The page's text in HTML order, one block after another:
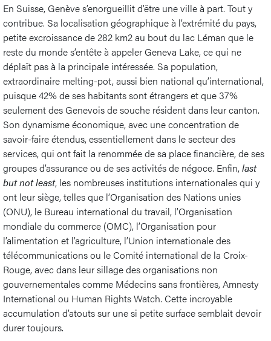
En Suisse, Genève s’enorgueillit d’être une ville à part. Tout y
contribue. Sa localisation géographique à l’extrémité du pays,
petite excroissance de 282 km2 au bout du lac Léman que le
reste du monde s’entête à appeler Geneva Lake, ce qui ne
déplaît pas à la principale intéressée. Sa population,
extraordinaire melting-pot, aussi bien national qu’international,
puisque 42% de ses habitants sont étrangers et que 37%
seulement des Genevois de souche résident dans leur canton.
Son dynamisme économique, avec une concentration de
savoir-faire étendus, essentiellement dans le secteur des
services, qui ont fait la renommée de sa place financière, de ses
groupes d’assurance ou de ses activités de négoce. Enfin,last
but not least, les nombreuses institutions internationales qui y
ont leur siège, telles que l’Organisation des Nations unies
(ONU), le Bureau international du travail, l’Organisation
mondiale du commerce (OMC), l’Organisation pour
l’alimentation et l’agriculture, l’Union internationale des
télécommunications ou le Comité international de la Croix-
Rouge, avec dans leur sillage des organisations non
gouvernementales comme Médecins sans frontières, Amnesty
International ou Human Rights Watch. Cette incroyable
accumulation d’atouts sur une si petite surface semblait devoir
durer toujours.